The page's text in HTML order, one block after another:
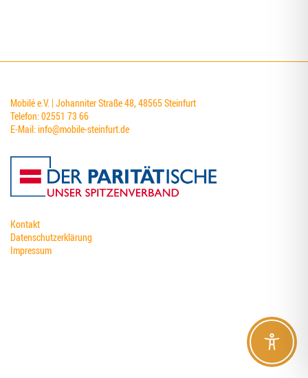
Mobilé e.V. | Johanniter Straße 48, 48565 Steinfurt
Telefon: 02551 73 66
E-Mail:info@mobile-steinfurt.de
Kontakt
Datenschutzerklärung
Impressum